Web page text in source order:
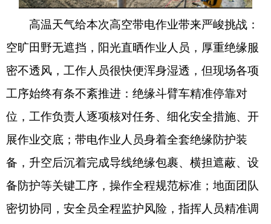
高温天气给本次高空带电作业带来严峻挑战：
空旷田野无遮挡，阳光直晒作业人员，厚重绝缘服
密不透风，工作人员很快便浑身湿透，但现场各项
工序始终有条不紊推进：绝缘斗臂车精准停靠对
位，工作负责人逐项核对任务、细化安全措施、开
展作业交底；带电作业人员身着全套绝缘防护装
备，升空后沉着完成导线绝缘包裹、横担遮蔽、设
备防护等关键工序，操作全程规范标准；地面团队
密切协同，安全员全程监护风险，指挥人员精准调